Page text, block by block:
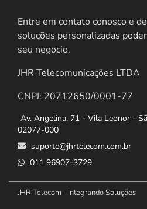
Entre em contato conosco e
soluções personalizadas
seu negócio.
JHR Telecomunicações LTDA
CNPJ: 20712650/0001-77
Av. Angelina, 71 - Vila Leonor -
02077-000
suporte@jhrtelecom.com.br
011 96907-3729
JHR Telecom - Integrando Soluções